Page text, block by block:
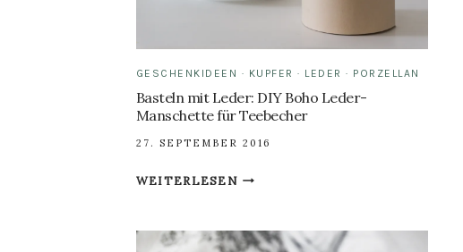
GESCHENKIDEEN · KUPFER · LEDER · PORZELLAN
Basteln mit Leder: DIY Boho Leder-
Manschette für Teebecher
27. SEPTEMBER 2016
WEITERLESENBASTELN
DIY